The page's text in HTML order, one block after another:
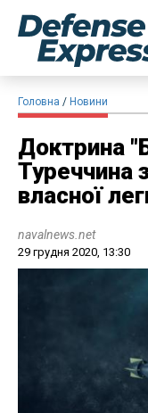
Головна Новини
Доктрина
Туреччина
власної
navalnews.net
29 грудня 2020, 13:30